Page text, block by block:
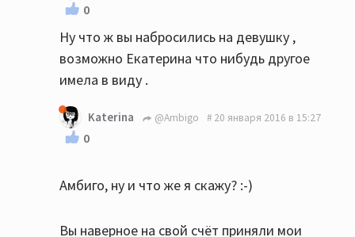
0
Ну что ж вы набросились на девушку ,
возможно Екатерина что нибудь другое
имела в виду .
Katerina @Ambigo 20 января 2016 в 15:27
0
Амбиго, ну и что же я скажу? :-)
Вы наверное на свой счёт приняли мои